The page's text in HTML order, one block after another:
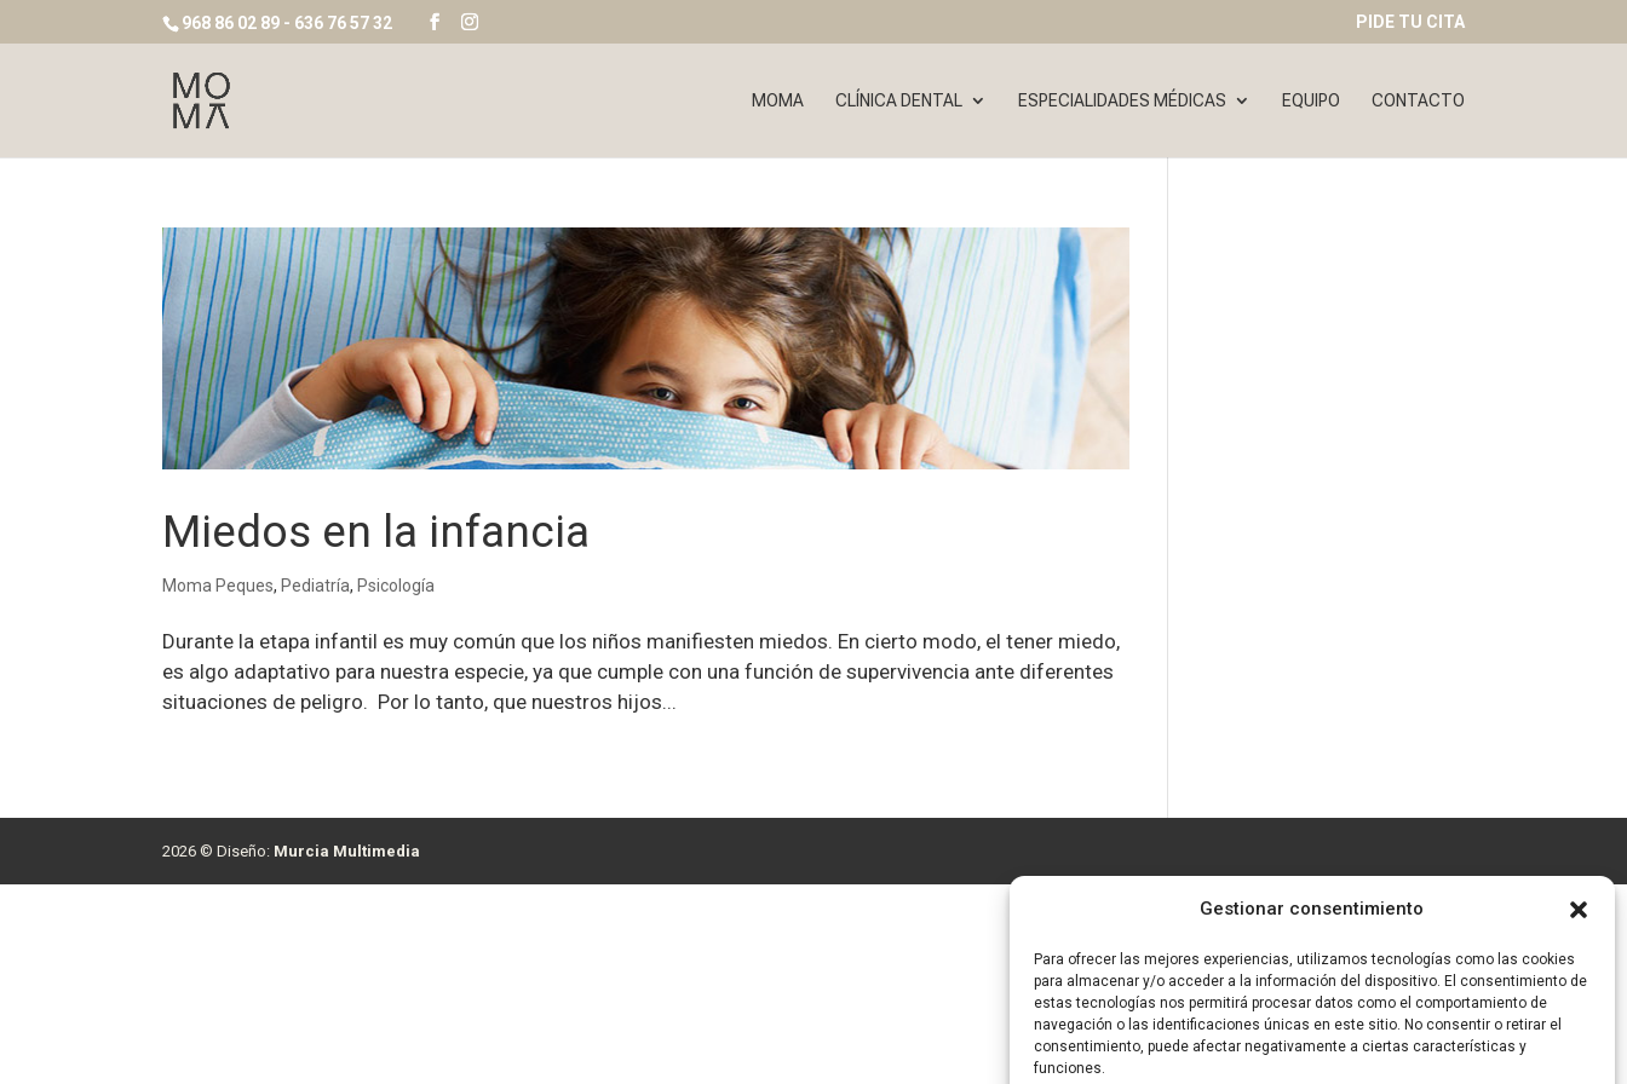
Gestionar consentimiento
Para ofrecer las mejores experiencias, utilizamos tecnologías como las cookies
para almacenar y/o acceder a la información del dispositivo. El consentimiento de
estas tecnologías nos permitirá procesar datos como el comportamiento de
navegación o las identificaciones únicas en este sitio. No consentir o retirar el
consentimiento, puede afectar negativamente a ciertas características y
funciones.
968 86 02 89 - 636 76 57 32 PIDE TU CITA
MOMA CLÍNICA DENTAL ESPECIALIDADES MÉDICAS EQUIPO CONTACTO
Miedos en la infancia
Moma Peques,Pediatría,Psicología
Durante la etapa infantil es muy común que los niños manifiesten miedos. En cierto modo, el tener miedo,
es algo adaptativo para nuestra especie, ya que cumple con una función de supervivencia ante diferentes
situaciones de peligro. Por lo tanto, que nuestros hijos...
2026 © Diseño: Murcia Multimedia